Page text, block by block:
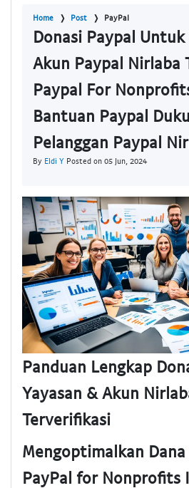
Home Post PayPal
Donasi Paypal Untuk
Akun Paypal Nirlaba
Paypal For
Bantuan Paypal
Pelanggan Paypal
By Eldi Y Posted on 05 Jun, 2024
Panduan Lengkap
Yayasan & Akun
Terverifikasi
Mengoptimalkan Dana
PayPal for Nonprofits